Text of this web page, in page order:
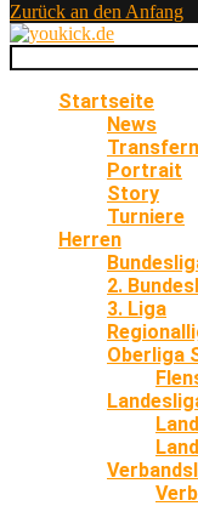
Zurück an den Anfang
Startseite
News
Portrait
Story
Turniere
Herren
2.
3. Liga
Oberliga